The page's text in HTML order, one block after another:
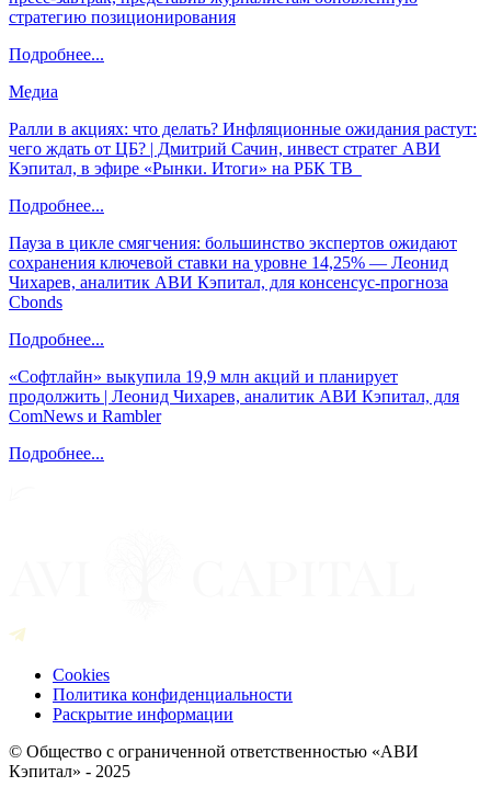
стратегию позиционирования
Подробнее...
Медиа
Ралли в акциях: что делать? Инфляционные ожидания растут:
чего ждать от ЦБ? | Дмитрий Сачин, инвест стратег АВИ
Кэпитал, в эфире «Рынки. Итоги» на РБК ТВ
Подробнее...
Пауза в цикле смягчения: большинство экспертов ожидают
сохранения ключевой ставки на уровне 14,25% — Леонид
Чихарев, аналитик АВИ Кэпитал, для консенсус-прогноза
Cbonds
Подробнее...
«Софтлайн» выкупила 19,9 млн акций и планирует
продолжить | Леонид Чихарев, аналитик АВИ Кэпитал, для
ComNews и Rambler
Подробнее...
Cookies
Политика конфиденциальности
Раскрытие информации
© Общество с ограниченной ответственностью «АВИ
Кэпитал» - 2025